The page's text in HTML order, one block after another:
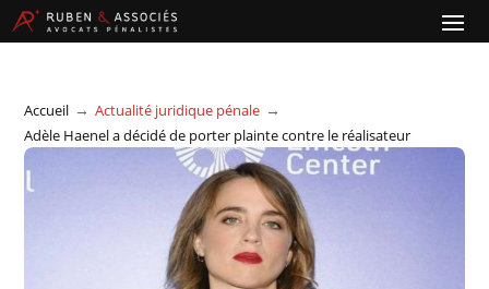
Accueil → Actualité juridique pénale →
Adèle Haenel a décidé de porter plainte contre le réalisateur
Christophe Ruggia